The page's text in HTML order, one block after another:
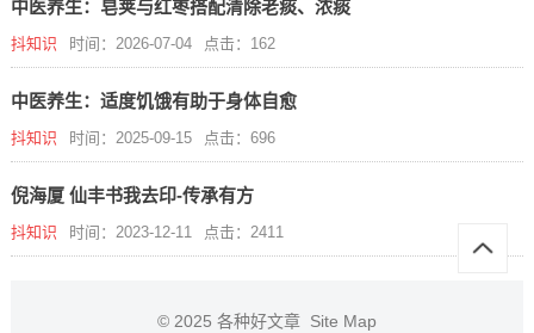
中医养生：皂荚与红枣搭配清除老痰、浓痰
抖知识 时间：2026-07-04 点击：162
中医养生：适度饥饿有助于身体自愈
抖知识 时间：2025-09-15 点击：696
倪海厦 仙丰书我去印-传承有方
抖知识 时间：2023-12-11 点击：2411
© 2025 各种好文章 Site Map